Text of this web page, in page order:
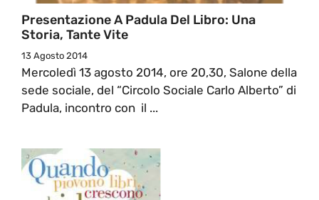
Presentazione A Padula Del Libro: Una
Storia, Tante Vite
13 Agosto 2014
Mercoledì 13 agosto 2014, ore 20,30, Salone della
sede sociale, del “Circolo Sociale Carlo Alberto” di
Padula, incontro con il ...